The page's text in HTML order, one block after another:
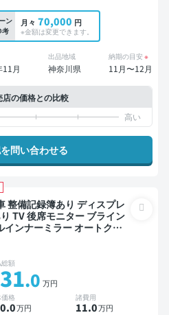
ン
考
月々 70,000 円
※金額は変更できます。
月
出品地域
神奈川県
納期の目安 ※
11月〜12月
店の価格との比較
問い合わせる
TV 後席モニター ブライン
インナーミラー オートクル
電動バックドア バック
レコーダー 衝突軽減 両側
額
.0 万円
格
.0万円
諸費用
11.0万円